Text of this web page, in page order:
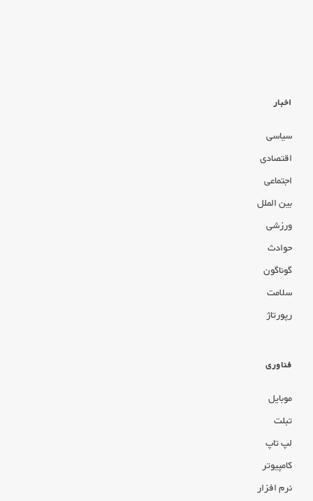
اخبار
سیاسی
اقتصادی
اجتماعی
بین الملل
ورزشی
حوادث
گوناگون
سلامت
رپورتاژ
فناوری
موبایل
تبلت
لپ تاپ
کامپیوتر
نرم افزار